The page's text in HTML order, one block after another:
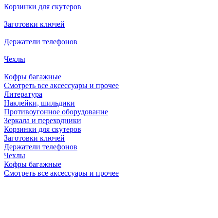
Корзинки для скутеров
Заготовки ключей
Держатели телефонов
Чехлы
Кофры багажные
Смотреть все аксессуары и прочее
Литература
Наклейки, шильдики
Противоугонное оборудование
Зеркала и переходники
Корзинки для скутеров
Заготовки ключей
Держатели телефонов
Чехлы
Кофры багажные
Смотреть все аксессуары и прочее